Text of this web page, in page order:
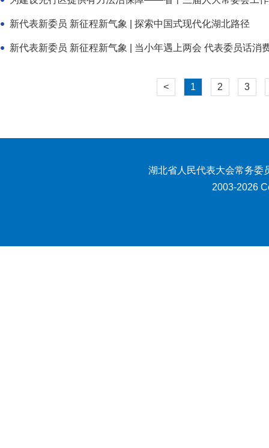
新代表新委员 新征程新气象 | 探索中国式现代化湖北路径
新代表新委员 新征程新气象 | 当小年遇上两会 代表委员话消
< 1 2 3
湖北省人民代表大会常务委
2003-2026